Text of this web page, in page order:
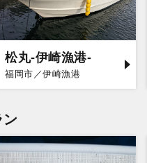
松丸-伊崎漁港-
福岡市／伊崎漁港